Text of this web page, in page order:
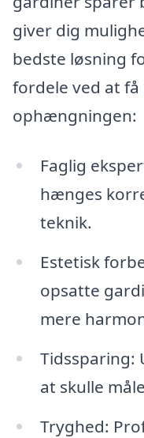
giver dig
bedste løsning
fordele ved at
ophængningen:
Faglig
hænges
teknik.
Estetisk
opsatte
mere
Tidssparing:
at skulle
Tryghed: